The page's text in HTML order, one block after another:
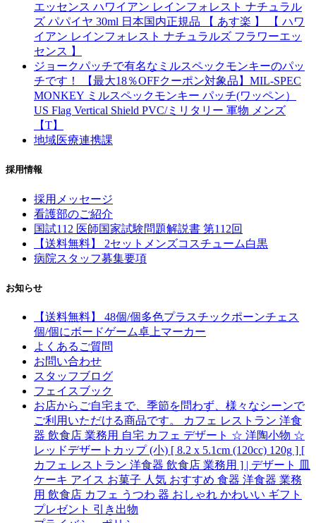
エッセンス ハワイアン レインフォレスト ナチュラル
ズ パパイヤ 30ml 日本国内正規品 【 あす楽 】 【 ハワ
イアン レインフォレスト ナチュラルズ フラワーエッ
センス 】
ジョークパッチで有名なミルスペックモンキーのパッ
チです！ 【最大18％OFFクーポン対象品】MIL-SPEC
MONKEY ミルスペックモンキー パッチ(ワッペン）
US Flag Vertical Shield PVC/ミリタリー 軍物 メンズ
【T】
地域医療連携課
採用情報
採用メッセージ
看護部のご紹介
国試112 医師国家試験問題解説書 第112回
【送料無料】 2セットメンズコスチューム白黒
病院スタッフ募集要項
お知らせ
【送料無料】 48個/個多色プラスチックポーンチェス
個/個にボードゲーム卓上マーカー
よくあるご質問
お問い合わせ
スタッフブログ
フェイスブック
お店からご自宅まで、季節を問わず、様々なシーンで
ご利用いただける商品です。 カフェ レストラン 洋食
器 飲食店 業務用 自宅 カフェ デザート ☆ 洋陶小物 ☆
レッドデザートカップ (小) [ 8.2 x 5.1cm (120cc) 120g ] [
カフェ レストラン 洋食器 飲食店 業務用 ] | デザート 皿
ケーキ アイス お菓子 人気 おすすめ 食器 洋食器 業務
用 飲食店 カフェ うつわ 器 おしゃれ かわいい ギフト
プレゼント 引き出物